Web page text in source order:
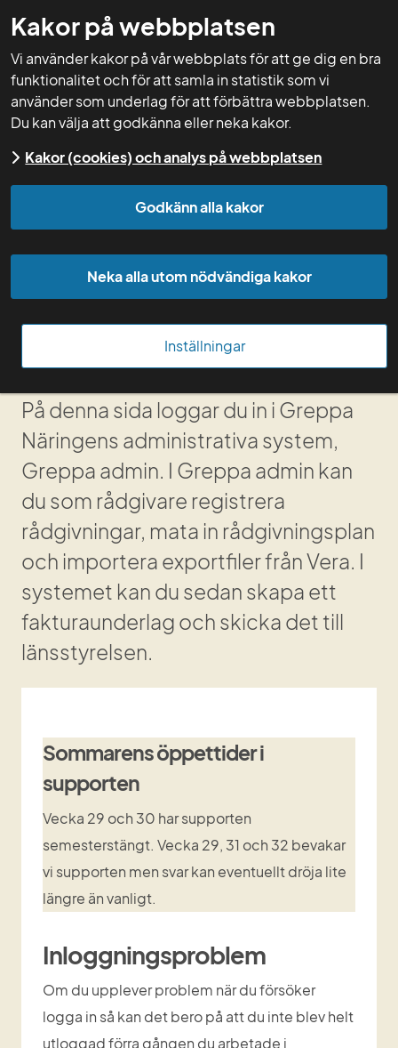
Kakor på webbplatsen
Vi använder kakor på vår webbplats för att ge dig en bra
funktionalitet och för att samla in statistik som vi
använder som underlag för att förbättra webbplatsen.
Du kan välja att godkänna eller neka kakor.
Kakor (cookies) och analys på webbplatsen
Godkänn alla kakor
Neka alla utom nödvändiga kakor
Inställningar
GNW-adm
Start
Om Greppa admin
Manual Greppa admin
Greppa Näringens
administrativa system
På denna sida loggar du in i Greppa
Näringens administrativa system,
Greppa admin. I Greppa admin kan
du som rådgivare registrera
rådgivningar, mata in rådgivningsplan
och importera exportfiler från Vera. I
systemet kan du sedan skapa ett
fakturaunderlag och skicka det till
länsstyrelsen.
Sommarens öppettider i
supporten
Vecka 29 och 30 har supporten
semesterstängt. Vecka 29, 31 och 32 bevakar
vi supporten men svar kan eventuellt dröja lite
längre än vanligt.
Inloggningsproblem
Om du upplever problem när du försöker
logga in så kan det bero på att du inte blev helt
utloggad förra gången du arbetade i